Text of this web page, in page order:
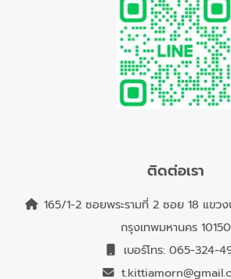
ติดต่อเรา
165/1-2 ซอยพระรามที่ 2 ซอย 18 แขว
กรุงเทพมหานคร 10150
เบอร์โทร: 065-324-